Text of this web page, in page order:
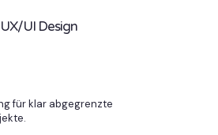
UI Design
für klar abgegrenzte